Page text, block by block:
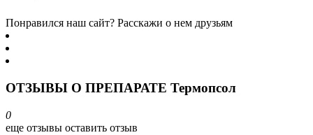
Понравился наш сайт? Расскажи о нем друзьям
ОТЗЫВЫ О ПРЕПАРАТЕ Термопсол
0
еще отзывы оставить отзыв